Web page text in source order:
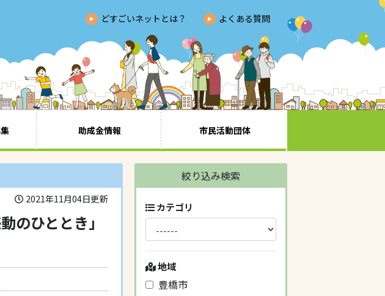
どすごいネットとは？ よくある質問
助成金情報 市民活動団体
2021年11月04日更新
ひととき」
絞り込み検索
カテゴリ
地域
豊橋市